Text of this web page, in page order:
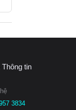
Thông tin
3834